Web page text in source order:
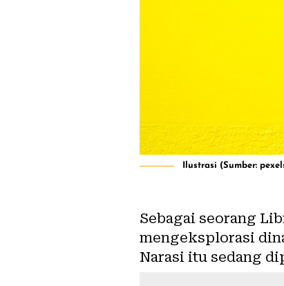
Ilustrasi (Sumber:
Sebagai seorang
mengeksplorasi
Narasi itu sedang